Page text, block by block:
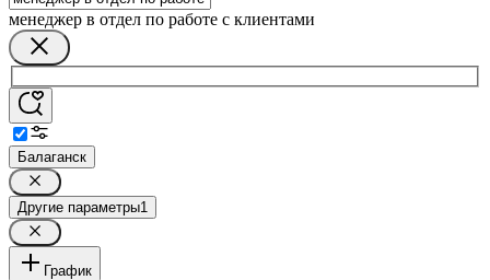
менеджер в отдел по работе с клиентами
Балаганск
Другие параметры1
График